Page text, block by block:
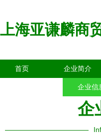
上海亚谦麟商
首页 企业简介
企业信
企